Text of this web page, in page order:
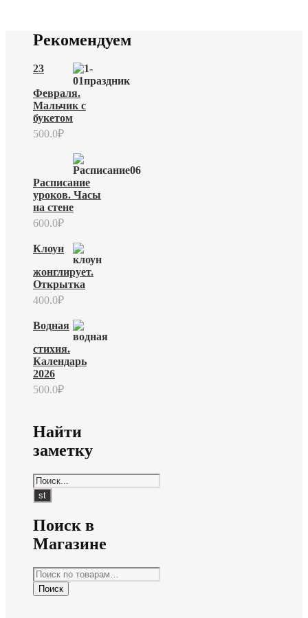
Рекомендуем
23
Февраля.
Мальчик с
букетом
500.0₽
Расписание
уроков. Часы
на стене
600.0₽
Клоун
жонглирует.
Открытка
400.0₽
Водная
стихия.
Календарь
2026
500.0₽
Найти
заметку
Поиск в
Магазине
Искать:
Поиск